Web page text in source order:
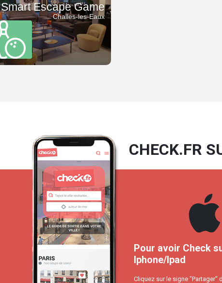
Smart Escape Game
Challes-les-Eaux
CHECK.FR
Pour avoir Check
Iphone/Ipad
Cliquez sur le signe "Partager"